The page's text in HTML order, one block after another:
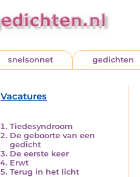
snelsonnet gedichten
Vacatures
Tiedesyndroom
De geboorte van een
gedicht
De eerste keer
Erwt
Terug in het licht